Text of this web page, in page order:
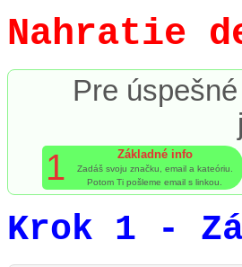
Nahratie
Pre
1 Základné info
Zadáš svoju značku, email a kateóriu.
Potom Ti pošleme email s linkou.
Krok 1 -